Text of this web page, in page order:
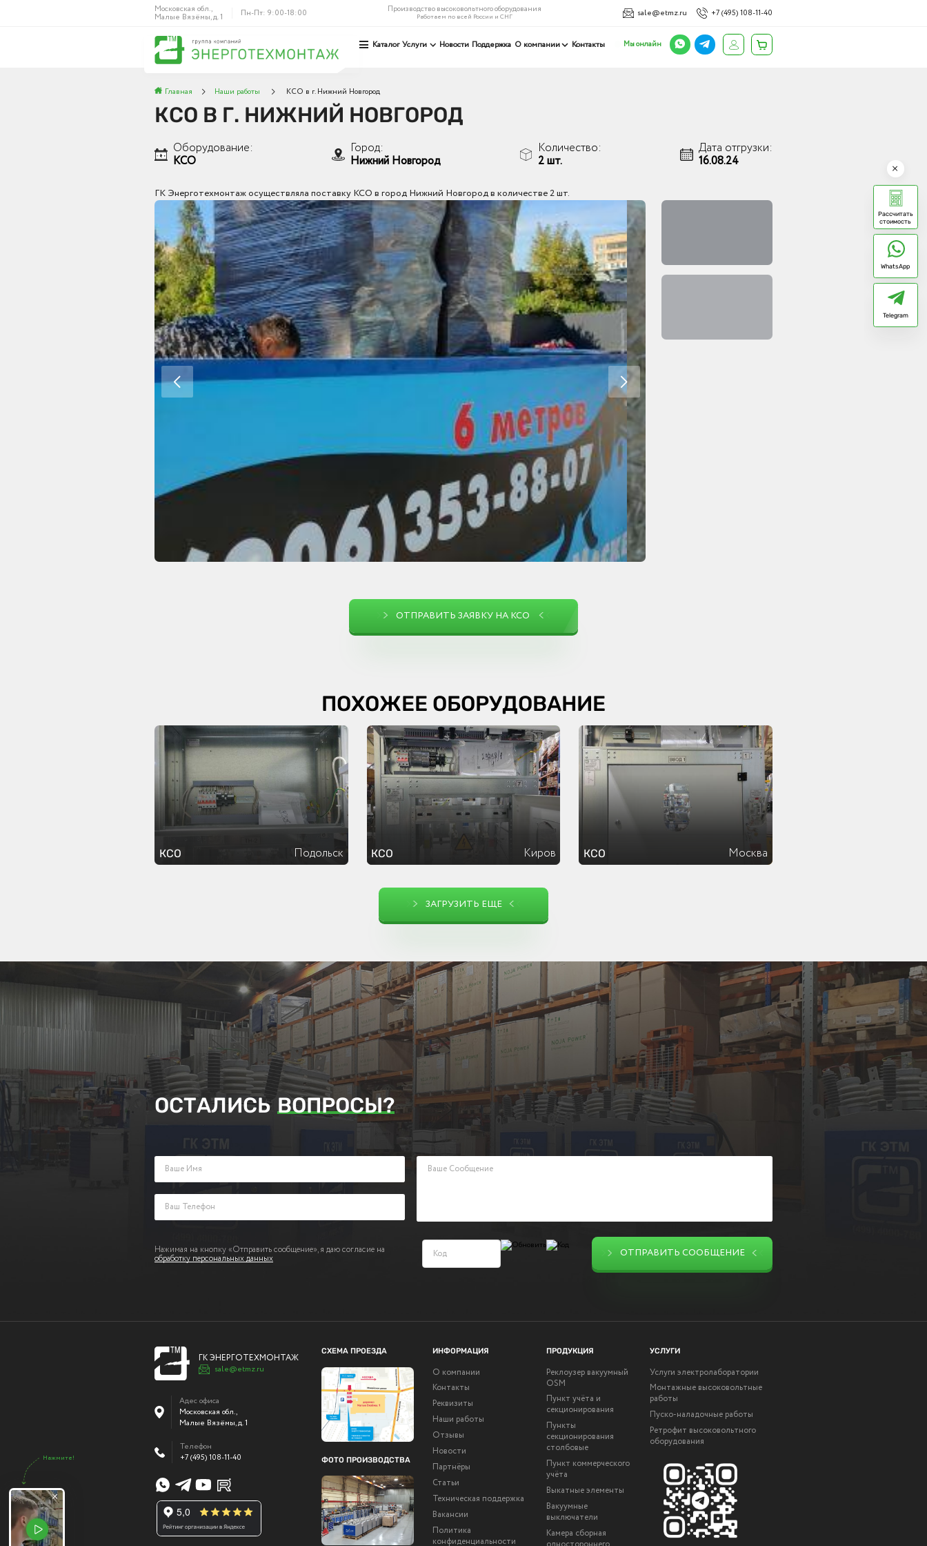
Московская обл.,
Малые Вязёмы, д. 1 Пн-Пт: 9:00-18:00 Производство высоковольтного оборудования
Работаем по всей России и СНГ sale@etmz.ru +7 (495) 108-11-40
Каталог Услуги Новости Поддержка О компании Контакты Мы онлайн
Главная Наши работы КСО в г. Нижний Новгород
КСО В Г. НИЖНИЙ НОВГОРОД
Оборудование:
КСО
Город:
Нижний Новгород
Количество:
2 шт.
Дата отгрузки:
16.08.24
ГК Энерготехмонтаж осуществляла поставку КСО в город Нижний Новгород в количестве 2 шт.
ОТПРАВИТЬ ЗАЯВКУ НА КСО
ПОХОЖЕЕ ОБОРУДОВАНИЕ
КСО Подольск КСО Киров КСО Москва
ЗАГРУЗИТЬ ЕЩЕ
ОСТАЛИСЬ ВОПРОСЫ?
Заполните поля ниже и оставьте заявку. Наш менеджер ответит Вам в кратчайшие сроки.
Нажимая на кнопку «Отправить сообщение», я даю согласие на
обработку персональных данных ОТПРАВИТЬ СООБЩЕНИЕ
ГК ЭНЕРГОТЕХМОНТАЖ
sale@etmz.ru
Адес офиса
Московская обл.,
Малые Вязёмы,д. 1
Телефон
+7 (495) 108-11-40
СХЕМА ПРОЕЗДА
ФОТО ПРОИЗВОДСТВА
ИНФОРМАЦИЯ
О компании
Контакты
Реквизиты
Наши работы
Отзывы
Новости
Партнёры
Статьи
Техническая поддержка
Вакансии
Политика
конфиденциальности
ПРОДУКЦИЯ
Реклоузер вакуумный
OSM
Пункт учёта и
секционирования
Пункты
секционирования
столбовые
Пункт коммерческого
учёта
Выкатные элементы
Вакуумные
выключатели
Камера сборная
УСЛУГИ
Услуги электролаборатории
Монтажные высоковольтные
работы
Пуско-наладочные работы
Ретрофит высоковольтного
оборудования
Нажмите!
Рассчитать
стоимость
WhatsApp
Telegram